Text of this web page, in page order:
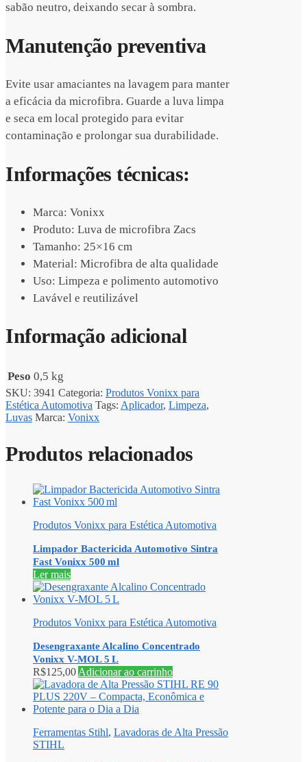
sabão neutro, deixando secar à sombra.
Manutenção preventiva
Evite usar amaciantes na lavagem para manter
a eficácia da microfibra. Guarde a luva limpa
e seca em local protegido para evitar
contaminação e prolongar sua durabilidade.
Informações técnicas:
Marca: Vonixx
Produto: Luva de microfibra Zacs
Tamanho: 25×16 cm
Material: Microfibra de alta qualidade
Uso: Limpeza e polimento automotivo
Lavável e reutilizável
Informação adicional
Peso 0,5 kg
SKU: 3941 Categoria: Produtos Vonixx para
Estética Automotiva Tags: Aplicador, Limpeza,
Luvas Marca: Vonixx
Produtos relacionados
Produtos Vonixx para Estética Automotiva
Limpador Bactericida Automotivo Sintra
Fast Vonixx 500 ml
Ler mais
Produtos Vonixx para Estética Automotiva
Desengraxante Alcalino Concentrado
Vonixx V-MOL 5 L
R$125,00 Adicionar ao carrinho
Ferramentas Stihl, Lavadoras de Alta Pressão
STIHL